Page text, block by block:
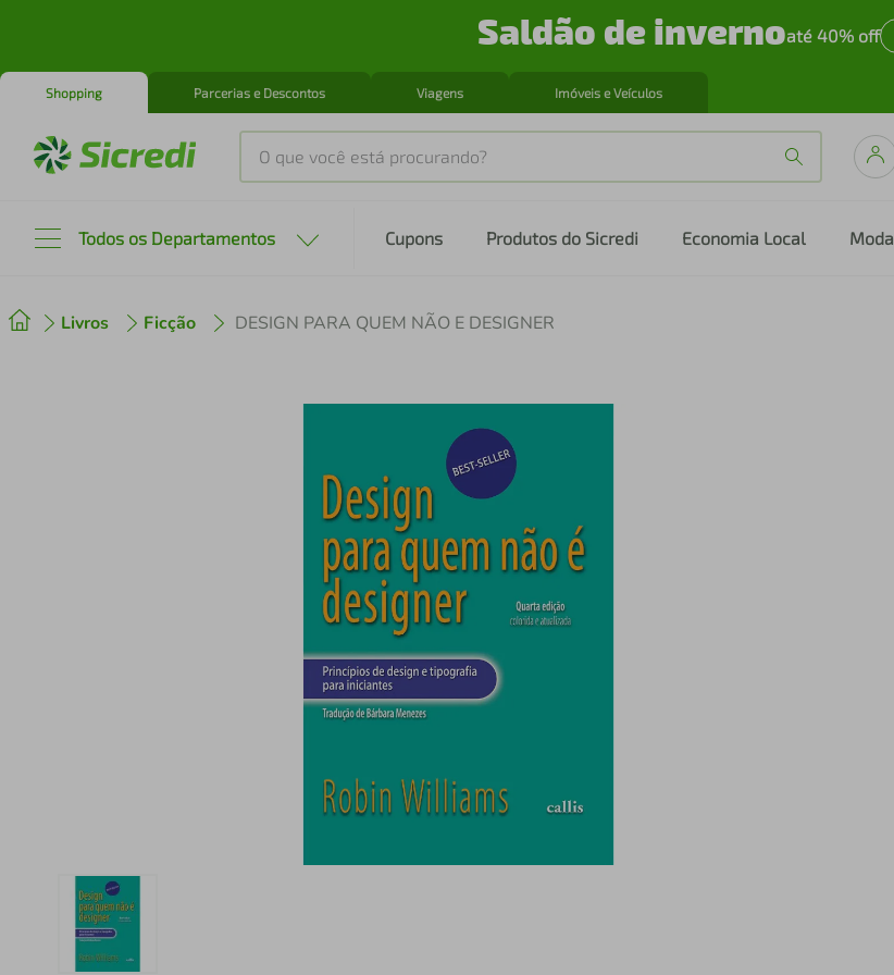
Saldão de invernoaté 40% off
Shopping Parcerias e Descontos Viagens Imóveis e Veículos
O que você está procurando?
Todos os Departamentos Cupons Produtos do Sicredi Economia Local Moda
Livros Ficção DESIGN PARA QUEM NÃO E DESIGNER
2º cafeteira